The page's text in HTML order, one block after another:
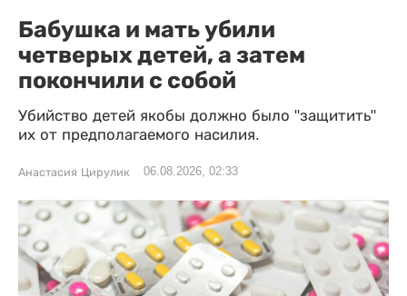
Бабушка и мать убили
четверых детей, а затем
покончили с собой
Убийство детей якобы должно было "защитить"
их от предполагаемого насилия.
Анастасия Цирулик 06.08.2026, 02:33